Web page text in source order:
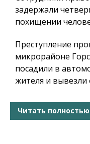
задержали
похищении
Преступление
микрорайоне
посадили в
жителя и вывезли
Читать полностью